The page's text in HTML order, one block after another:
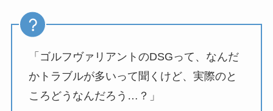
「ゴルフヴァリアントのDSGって、なんだ
かトラブルが多いって聞くけど、実際のと
ころどうなんだろう…？」